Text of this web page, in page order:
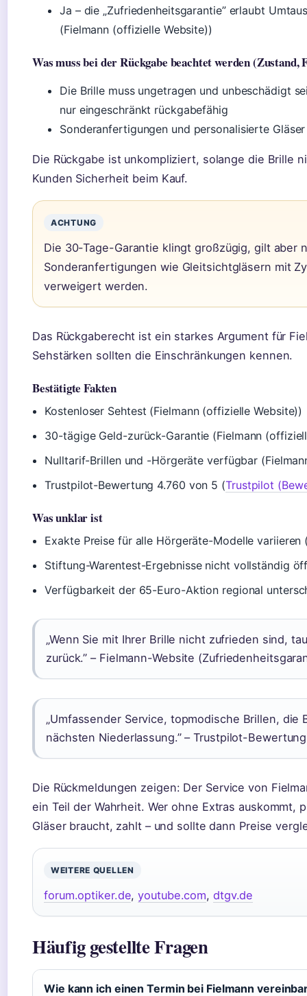
Ja – die „Zufriedenheitsgarantie” erlaubt
(Fielmann (offizielle Website))
Was muss bei der Rückgabe beachtet werden (Zustand,
Die Brille muss ungetragen und unbeschädigt
nur eingeschränkt rückgabefähig
Sonderanfertigungen und personalisierte
Die Rückgabe ist unkompliziert, solange die Brille
Kunden Sicherheit beim Kauf.
ACHTUNG
Die 30-Tage-Garantie klingt großzügig, gilt aber
Sonderanfertigungen wie Gleitsichtgläsern mit
verweigert werden.
Das Rückgaberecht ist ein starkes Argument für
Sehstärken sollten die Einschränkungen kennen.
Bestätigte Fakten
Kostenloser Sehtest (Fielmann (offizielle Website))
30-tägige Geld-zurück-Garantie (Fielmann
Nulltarif-Brillen und -Hörgeräte verfügbar
Trustpilot-Bewertung 4.760 von 5 (Trustpilot
Was unklar ist
Exakte Preise für alle Hörgeräte-Modelle
Stiftung-Warentest-Ergebnisse nicht vollständig
Verfügbarkeit der 65-Euro-Aktion regional
„Wenn Sie mit Ihrer Brille nicht zufrieden sind,
zurück.” – Fielmann-Website
„Umfassender Service, topmodische Brillen, die
nächsten Niederlassung.” – Trustpilot-
Die Rückmeldungen zeigen: Der Service von
ein Teil der Wahrheit. Wer ohne Extras auskommt,
Gläser braucht, zahlt – und sollte dann Preise
WEITERE QUELLEN
forum.optiker.de,youtube.com, dtgv.de
Häufig gestellte Fragen
Wie kann ich einen Termin bei Fielmann